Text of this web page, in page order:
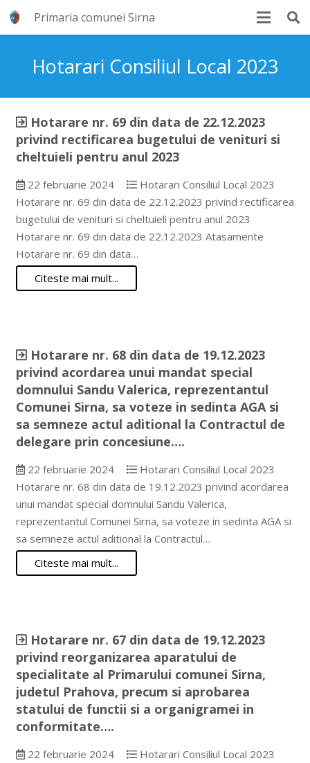
Primaria comunei Sirna
Hotarari Consiliul Local 2023
Hotarare nr. 69 din data de 22.12.2023
privind rectificarea bugetului de venituri si
cheltuieli pentru anul 2023
22 februarie 2024
Hotarari Consiliul Local 2023
Hotarare nr. 69 din data de 22.12.2023 privind rectificarea
bugetului de venituri si cheltuieli pentru anul 2023
Hotarare nr. 69 din data de 22.12.2023 Atasamente
Hotarare nr. 69 din data…
Citeste mai mult...
Hotarare nr. 68 din data de 19.12.2023
privind acordarea unui mandat special
domnului Sandu Valerica, reprezentantul
Comunei Sirna, sa voteze in sedinta AGA si
sa semneze actul aditional la Contractul de
delegare prin concesiune….
22 februarie 2024
Hotarari Consiliul Local 2023
Hotarare nr. 68 din data de 19.12.2023 privind acordarea
unui mandat special domnului Sandu Valerica,
reprezentantul Comunei Sirna, sa voteze in sedinta AGA si
sa semneze actul aditional la Contractul…
Citeste mai mult...
Hotarare nr. 67 din data de 19.12.2023
privind reorganizarea aparatului de
specialitate al Primarului comunei Sirna,
judetul Prahova, precum si aprobarea
statului de functii si a organigramei in
conformitate….
22 februarie 2024
Hotarari Consiliul Local 2023